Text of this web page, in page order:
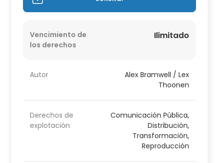
Vencimiento de
los derechos
Ilimitado
Autor
Alex Bramwell / Lex
Thoonen
Derechos de
explotación
Comunicación Pública,
Distribución,
Transformación,
Reproducción